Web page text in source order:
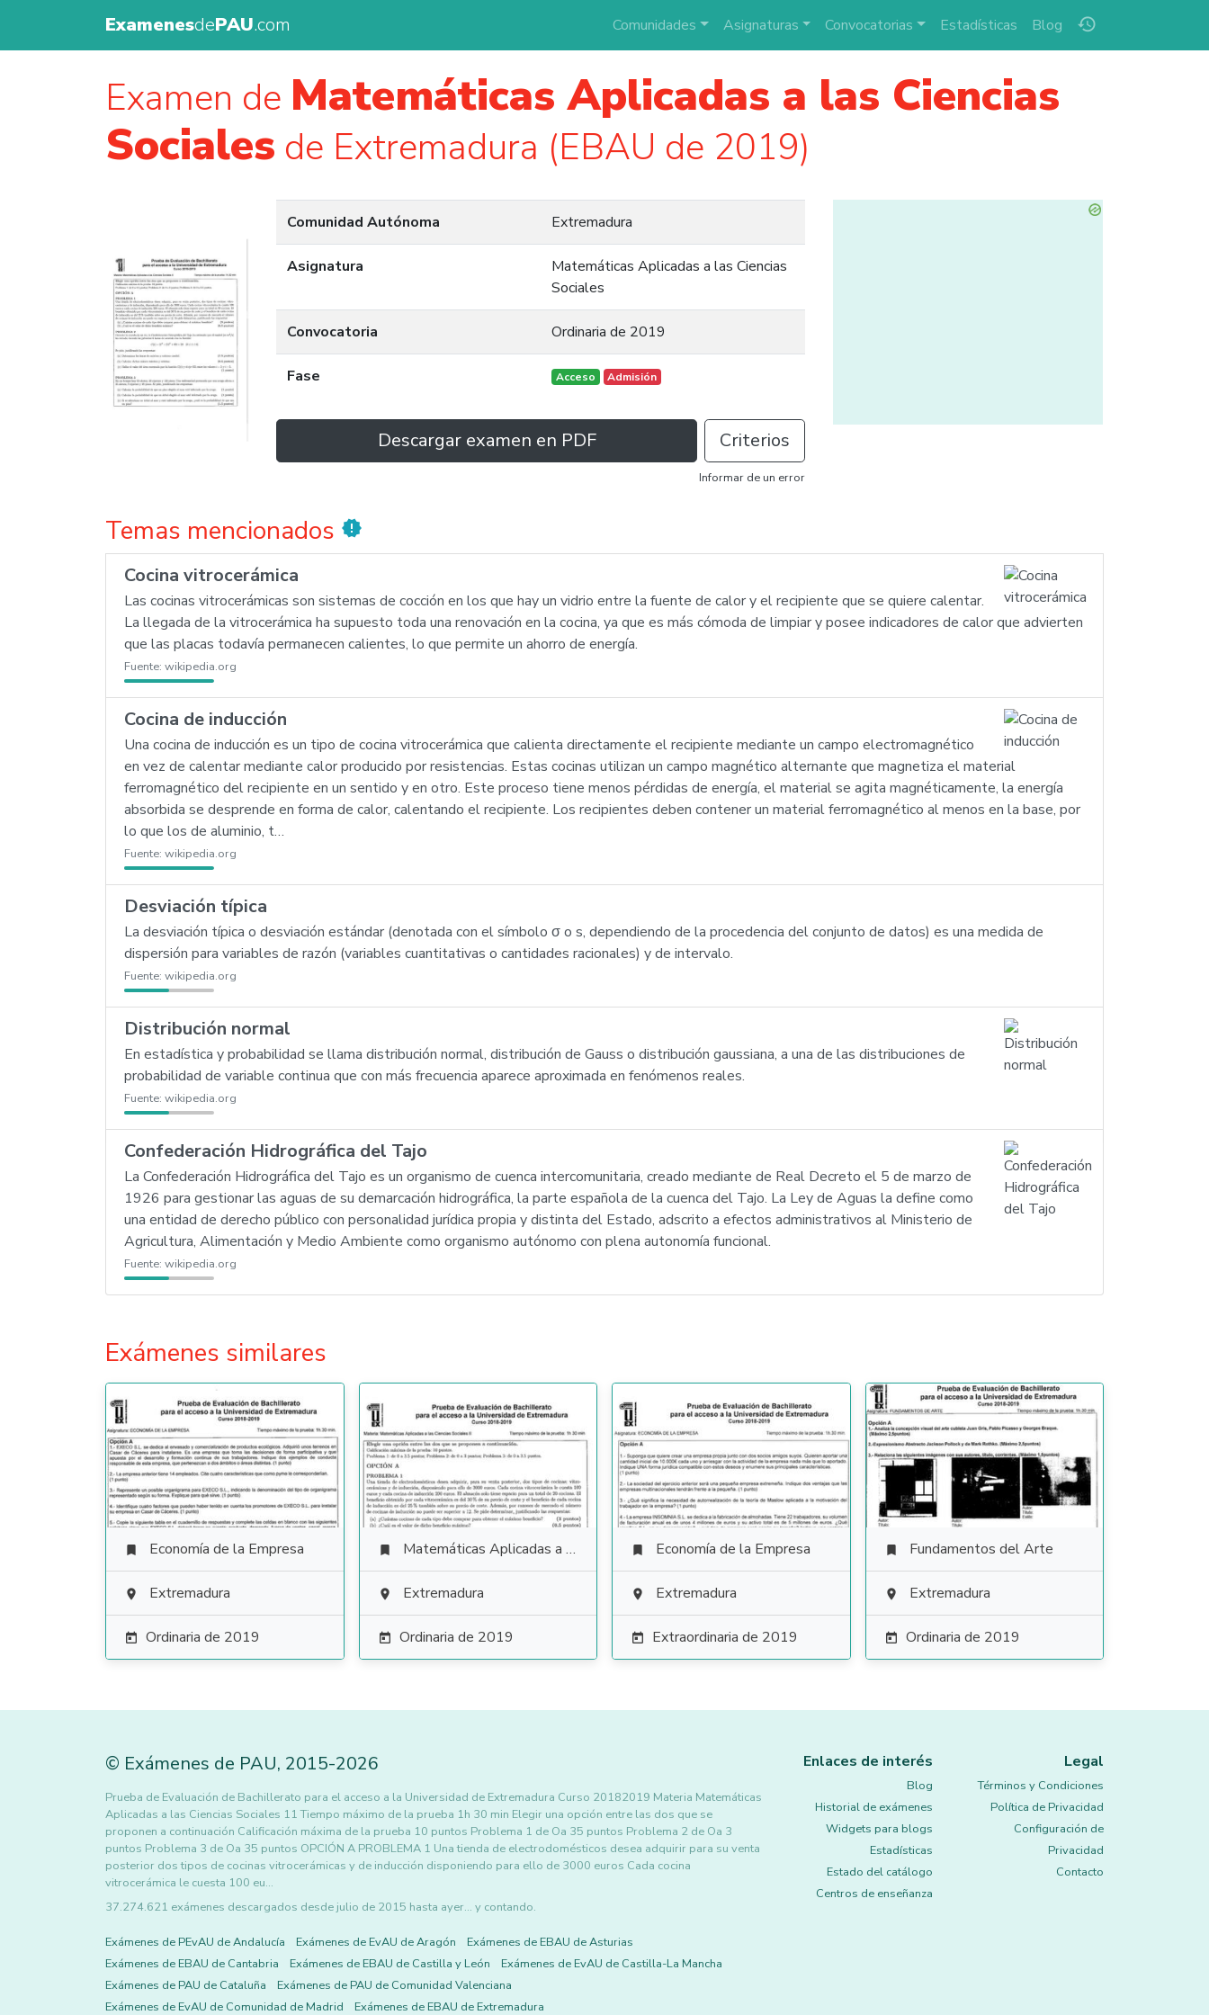
ExamenesdePAU.com history
Comunidades Asignaturas Convocatorias Estadísticas Blog
Examen de Matemáticas Aplicadas a las Ciencias
Sociales de Extremadura (EBAU de 2019)
Comunidad Autónoma Extremadura
Asignatura
Matemáticas Aplicadas a las Ciencias
Sociales
Convocatoria Ordinaria de 2019
Fase Acceso Admisión
Descargar examen en PDF Criterios
Informar de un error
Temas mencionados new_releases
Cocina vitrocerámica
Las cocinas vitrocerámicas son sistemas de cocción en los que hay un vidrio entre la fuente de calor y el recipiente que se quiere calentar.
La llegada de la vitrocerámica ha supuesto toda una renovación en la cocina, ya que es más cómoda de limpiar y posee indicadores de calor que advierten
que las placas todavía permanecen calientes, lo que permite un ahorro de energía.
Fuente: wikipedia.org
Cocina de inducción
Una cocina de inducción es un tipo de cocina vitrocerámica que calienta directamente el recipiente mediante un campo electromagnético
en vez de calentar mediante calor producido por resistencias. Estas cocinas utilizan un campo magnético alternante que magnetiza el material
ferromagnético del recipiente en un sentido y en otro. Este proceso tiene menos pérdidas de energía, el material se agita magnéticamente, la energía
absorbida se desprende en forma de calor, calentando el recipiente. Los recipientes deben contener un material ferromagnético al menos en la base, por
lo que los de aluminio, t…
Fuente: wikipedia.org
Desviación típica
La desviación típica o desviación estándar (denotada con el símbolo σ o s, dependiendo de la procedencia del conjunto de datos) es una medida de
dispersión para variables de razón (variables cuantitativas o cantidades racionales) y de intervalo.
Fuente: wikipedia.org
Distribución normal
En estadística y probabilidad se llama distribución normal, distribución de Gauss o distribución gaussiana, a una de las distribuciones de
probabilidad de variable continua que con más frecuencia aparece aproximada en fenómenos reales.
Fuente: wikipedia.org
Confederación Hidrográfica del Tajo
La Confederación Hidrográfica del Tajo es un organismo de cuenca intercomunitaria, creado mediante de Real Decreto el 5 de marzo de
1926 para gestionar las aguas de su demarcación hidrográfica, la parte española de la cuenca del Tajo. La Ley de Aguas la define como
una entidad de derecho público con personalidad jurídica propia y distinta del Estado, adscrito a efectos administrativos al Ministerio de
Agricultura, Alimentación y Medio Ambiente como organismo autónomo con plena autonomía funcional.
Fuente: wikipedia.org
Exámenes similares
 Economía de la Empresa
 Extremadura
 Ordinaria de 2019
 Matemáticas Aplicadas a las Ciencias Sociales
 Extremadura
 Ordinaria de 2019
 Economía de la Empresa
 Extremadura
 Extraordinaria de 2019
 Fundamentos del Arte
 Extremadura
 Ordinaria de 2019
© Exámenes de PAU, 2015-2026
Prueba de Evaluación de Bachillerato para el acceso a la Universidad de Extremadura Curso 20182019 Materia Matemáticas
Aplicadas a las Ciencias Sociales 11 Tiempo máximo de la prueba 1h 30 min Elegir una opción entre las dos que se
proponen a continuación Calificación máxima de la prueba 10 puntos Problema 1 de Oa 35 puntos Problema 2 de Oa 3
puntos Problema 3 de Oa 35 puntos OPCIÓN A PROBLEMA 1 Una tienda de electrodomésticos desea adquirir para su venta
posterior dos tipos de cocinas vitrocerámicas y de inducción disponiendo para ello de 3000 euros Cada cocina
vitrocerámica le cuesta 100 eu…
37.274.621 exámenes descargados desde julio de 2015 hasta ayer... y contando.
Exámenes de PEvAU de Andalucía Exámenes de EvAU de Aragón
Exámenes de EBAU de Asturias
Exámenes de EBAU de Cantabria
Exámenes de EBAU de Castilla y León
Exámenes de EvAU de Castilla-La Mancha
Exámenes de PAU de Cataluña
Exámenes de PAU de Comunidad Valenciana
Exámenes de EvAU de Comunidad de Madrid
Exámenes de EBAU de Extremadura
Enlaces de interés
Blog
Historial de exámenes
Widgets para blogs
Estadísticas
Estado del catálogo
Centros de enseñanza
Legal
Términos y Condiciones
Política de Privacidad
Configuración de
Privacidad
Contacto